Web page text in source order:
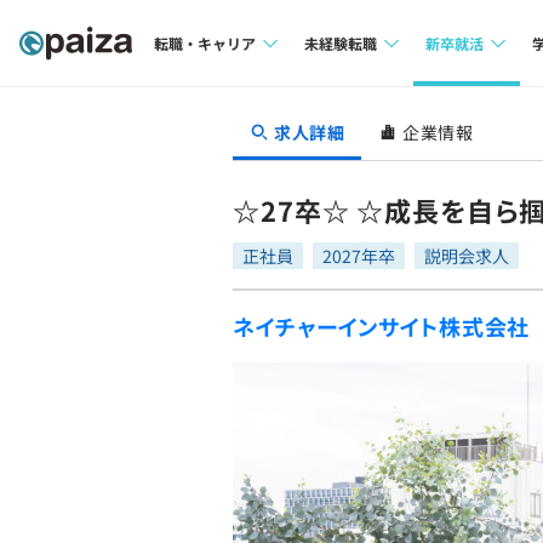
転職・キャリア
転職成功ガイド
転職エージェント
未経験転職
求人検索
転職成功ガイド
新卒就活
本選考
インターン
新卒エージェ
イベント・セ
就活成功ガイド
求人詳細 企業情報
☆27卒☆ ☆成長を自ら掴
正社員 2027年卒 説明会求人
ネイチャーインサイト株式会社